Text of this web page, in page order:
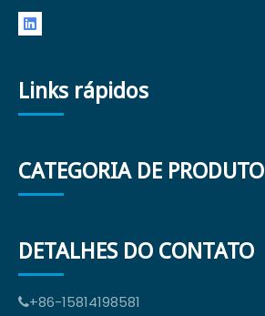
Links rápidos
CATEGORIA DE PRODUTO
DETALHES DO CONTATO
+86-15814198581